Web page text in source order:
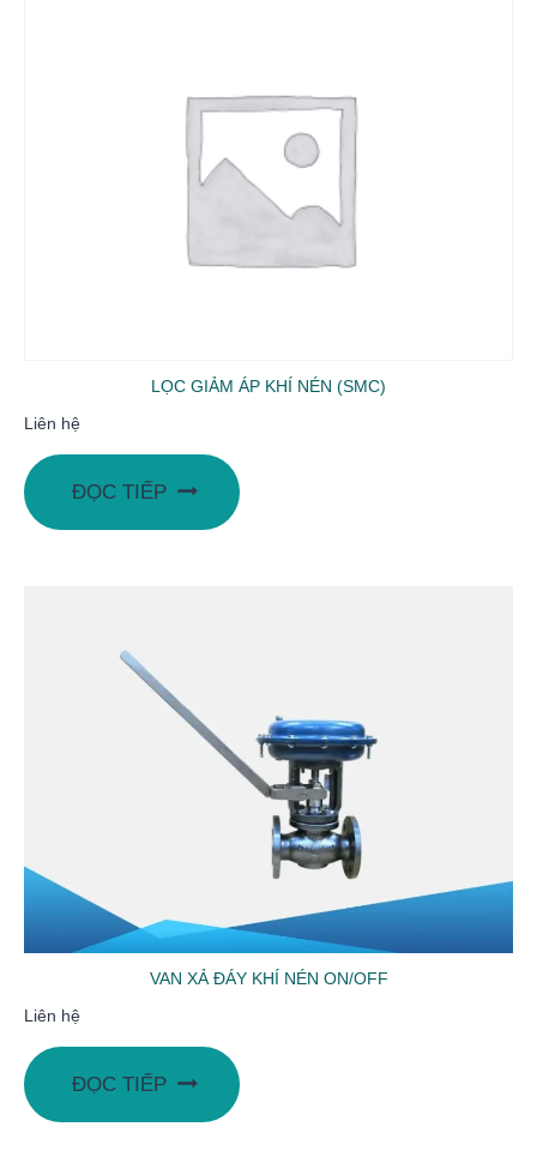
LỌC GIẢM ÁP KHÍ NÉN (SMC)
Liên hệ
ĐỌC TIẾP
VAN XẢ ĐÁY KHÍ NÉN ON/OFF
Liên hệ
ĐỌC TIẾP